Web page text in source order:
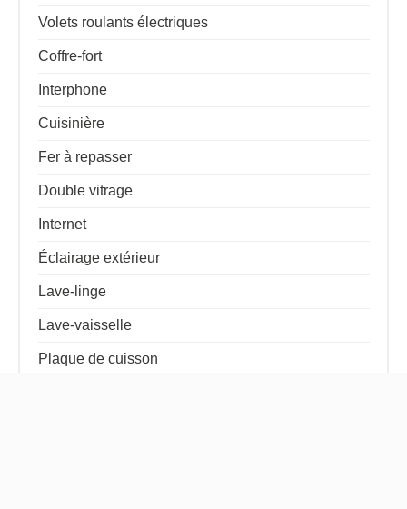
Volets roulants électriques
Coffre-fort
Interphone
Cuisinière
Fer à repasser
Double vitrage
Internet
Éclairage extérieur
Lave-linge
Lave-vaisselle
Plaque de cuisson